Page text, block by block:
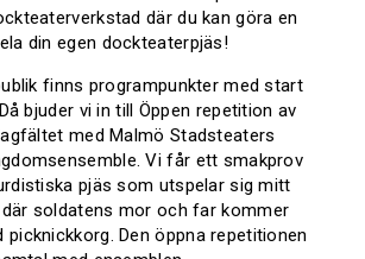
där du kan göra en
din egen dockteaterpjäs!
finns programpunkter med start
bjuder vi in till Öppen repetition av
med Malmö Stadsteaters
Vi får ett smakprov
pjäs som utspelar sig mitt
soldatens mor och far kommer
picknickkorg. Den öppna repetitionen